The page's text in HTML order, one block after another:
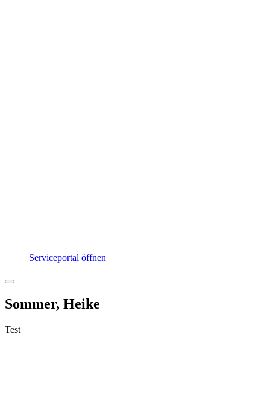
Serviceportal öffnen
Sommer, Heike
Test